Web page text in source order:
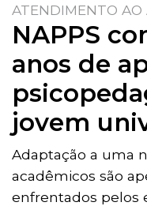
ATENDIMENTO AO
NAPPS
anos de
jovem
Adaptação a uma
acadêmicos são
enfrentados pelos